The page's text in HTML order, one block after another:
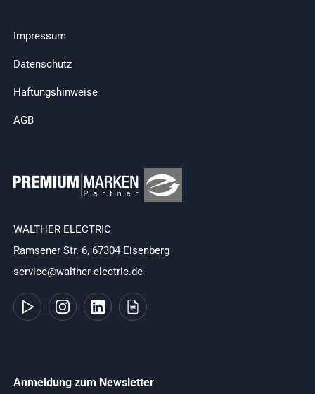
Impressum
Datenschutz
Haftungshinweise
AGB
WALTHER ELECTRIC
Ramsener Str. 6, 67304 Eisenberg
service@walther-electric.de
Anmeldung zum Newsletter